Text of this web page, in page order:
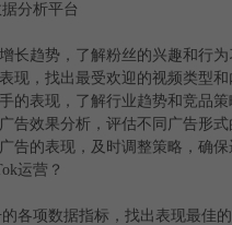
分析平台
长趋势，了解粉丝的兴趣和行
现，找出最受欢迎的视频类型
的表现，了解行业趋势和竞品
告效果分析，评估不同广告形
告的表现，及时调整策略，确
运营？
的各项数据指标，找出表现最